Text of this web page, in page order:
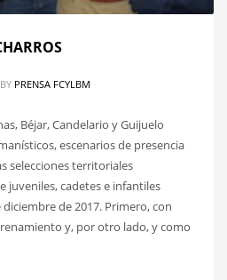
BY PRENSA FCYLBM
Béjar, Candelario y Guijuelo
escenarios de presencia
selecciones territoriales
juveniles, cadetes e infantiles
de 2017. Primero, con
y, por otro lado, y como